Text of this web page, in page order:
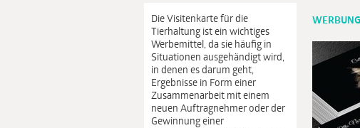
Die Visitenkarte für die
Tierhaltung ist ein wichtiges
Werbemittel, da sie häufig in
Situationen ausgehändigt wird,
in denen es darum geht,
Ergebnisse in Form einer
Zusammenarbeit mit einem
neuen Auftragnehmer oder der
Gewinnung einer